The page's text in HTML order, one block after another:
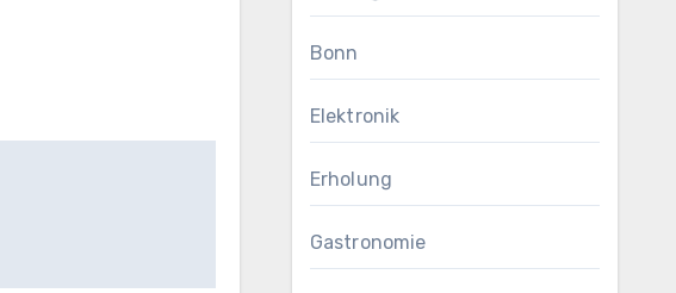
Bonn
Elektronik
Erholung
Gastronomie